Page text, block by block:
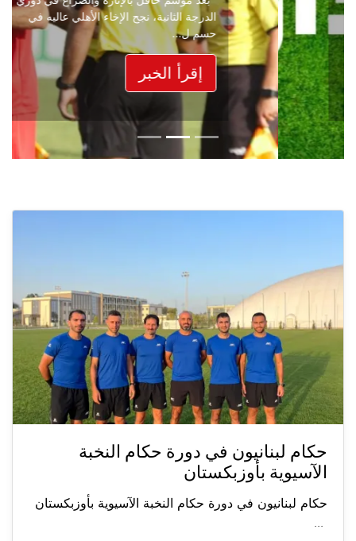
الدرجة الثانية، نجح الإخاء الأهلي عاليه في
حسم ل...
إقرأ الخبر
حكام لبنانيون في دورة حكام النخبة
الآسيوية بأوزبكستان
حكام لبنانيون في دورة حكام النخبة الآسيوية بأوزبكستان
...